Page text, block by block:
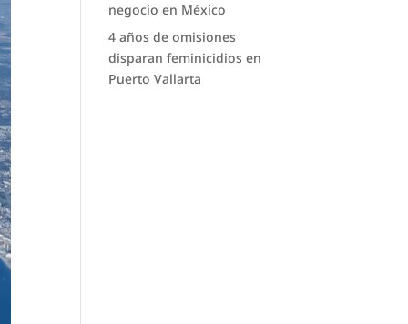
negocio en México
4 años de omisiones
disparan feminicidios en
Puerto Vallarta